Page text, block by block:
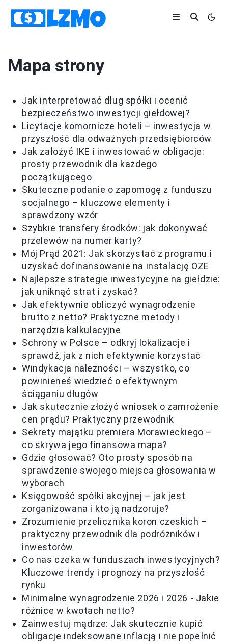
Mapa strony
Jak interpretować dług spółki i ocenić
bezpieczeństwo inwestycji giełdowej?
Licytacje komornicze hoteli – inwestycja w
przyszłość dla odważnych przedsiębiorców
Jak założyć IKE i inwestować w obligacje:
prosty przewodnik dla każdego
początkującego
Skuteczne podanie o zapomogę z funduszu
socjalnego – kluczowe elementy i
sprawdzony wzór
Szybkie transfery środków: jak dokonywać
przelewów na numer karty?
Mój Prąd 2021: Jak skorzystać z programu i
uzyskać dofinansowanie na instalację OZE
Najlepsze strategie inwestycyjne na giełdzie:
jak uniknąć strat i zyskać?
Jak efektywnie obliczyć wynagrodzenie
brutto z netto? Praktyczne metody i
narzędzia kalkulacyjne
Schrony w Polsce – odkryj lokalizacje i
sprawdź, jak z nich efektywnie korzystać
Windykacja należności – wszystko, co
powinieneś wiedzieć o efektywnym
ściąganiu długów
Jak skutecznie złożyć wniosek o zamrożenie
cen prądu? Praktyczny przewodnik
Sekrety majątku premiera Morawieckiego –
co skrywa jego finansowa mapa?
Gdzie głosować? Oto prosty sposób na
sprawdzenie swojego miejsca głosowania w
wyborach
Księgowość spółki akcyjnej – jak jest
zorganizowana i kto ją nadzoruje?
Zrozumienie przelicznika koron czeskich –
praktyczny przewodnik dla podróżników i
inwestorów
Co nas czeka w funduszach inwestycyjnych?
Kluczowe trendy i prognozy na przyszłość
rynku
Minimalne wynagrodzenie 2026 i 2026 - Jakie
różnice w kwotach netto?
Zainwestuj mądrze: Jak skutecznie kupić
obligacje indeksowane inflacją i nie popełnić